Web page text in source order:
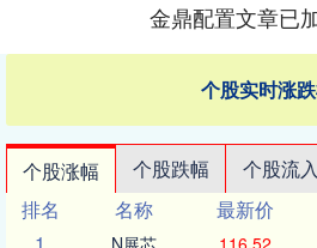
金鼎配置文章已
个股实时涨
个股涨幅 个股跌幅 个股流入
排名
名称 最新价
N展芯 116.52